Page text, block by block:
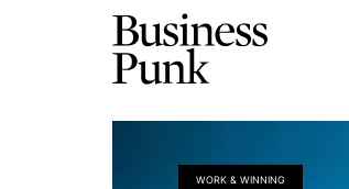
WORK & WINNING